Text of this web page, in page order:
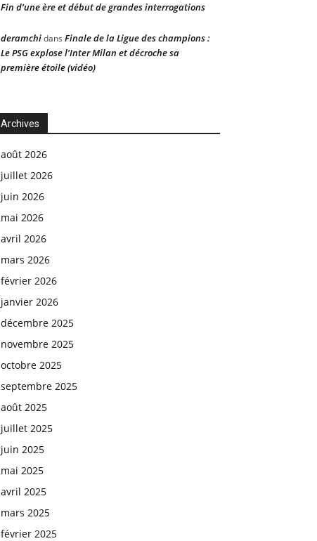
Fin d’une ère et début de grandes interrogations
deramchidans Finale de la Ligue des champions :
Le PSG explose l’Inter Milan et décroche sa
première étoile (vidéo)
Archives
août 2026
juillet 2026
juin 2026
mai 2026
avril 2026
mars 2026
février 2026
janvier 2026
décembre 2025
novembre 2025
octobre 2025
septembre 2025
août 2025
juillet 2025
juin 2025
mai 2025
avril 2025
mars 2025
février 2025